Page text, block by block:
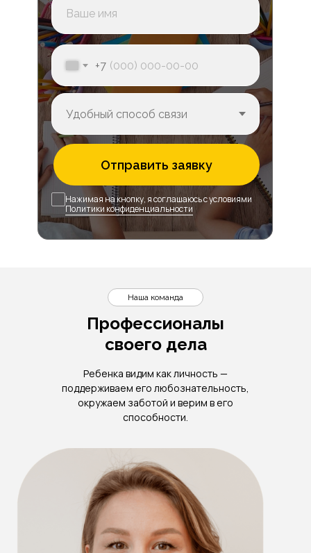
+7
Отправить заявку
Нажимая на кнопку, я соглашаюсь с условиями
Политики конфиденциальности
Профессионалы
своего дела
Наша команда
Ребенка видим как личность —
поддерживаем его любознательность,
окружаем заботой и верим в его
способности.